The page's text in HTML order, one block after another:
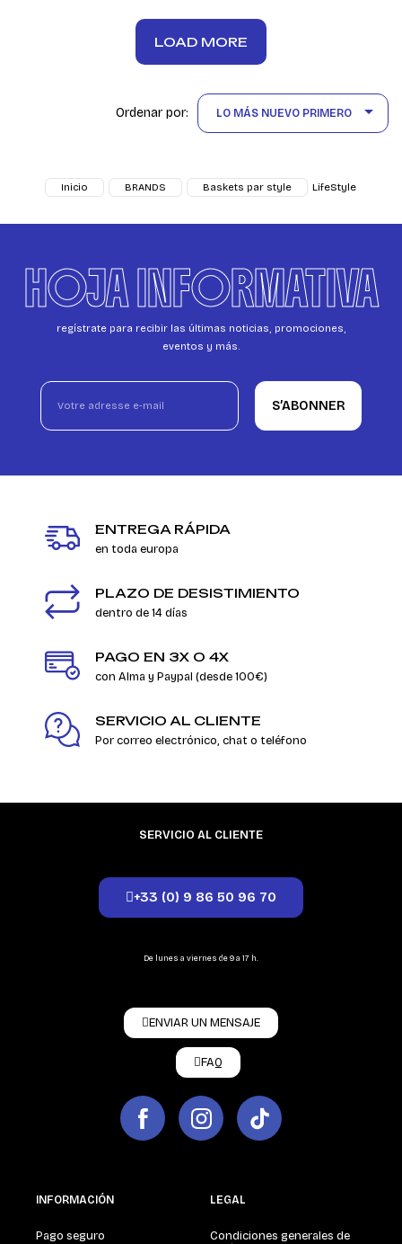
LOAD MORE
Ordenar por: LO MÁS NUEVO PRIMERO 
Inicio BRANDS Baskets par style LifeStyle
HOJA INFORMATIVA
regístrate para recibir las últimas noticias, promociones,
eventos y más.
S’ABONNER
ENTREGA RÁPIDA
en toda europa
PLAZO DE DESISTIMIENTO
dentro de 14 días
PAGO EN 3X O 4X
con Alma y Paypal (desde 100€)
SERVICIO AL CLIENTE
Por correo electrónico, chat o teléfono
SERVICIO AL CLIENTE
+33 (0) 9 86 50 96 70
De lunes a viernes de 9 a 17 h.
ENVIAR UN MENSAJE
FAQ
INFORMACIÓN
Pago seguro
LEGAL
Condiciones generales de